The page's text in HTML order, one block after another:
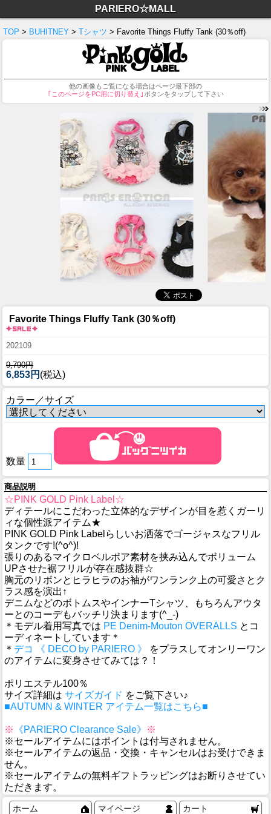
PARIERO☆MALL
TOP > BUHITNEY > Tシャツ > Favorite Things Fluffy Tank (30％off)
他の画像もご覧になる場合はページ最下部の
｢このページをPC用に切り替え｣ ボタンをタップして下さい
Favorite Things Fluffy Tank (30％off)
202109
9,790円
6,853円 (税込)
カラー／サイズ
数量
商品説明
☆PINK GOLD Pink Label☆
ディテールにこだわった立体的なデザインが目を惹くガーリ
ィな個性派アイテム★
PINK GOLD Pink Labelらしいお洒落でゴージャスなフリル
タンクです!(^o^)!
張りのあるマイクロベルボア素材を挟み込んでボリューム
UPさせた裾フリルが存在感抜群☆
胸元のリボンとヒラヒラのお袖がワンランク上の可愛さとク
ラス感を演出↑
デニムなどのボトムスやインナーTシャツ、もちろんアウタ
ーとのコーデもバッチリ決まります(^_-)
＊モデル着用写真では PE Denim-Mouton OVERALLS とコ
ーディネートしています＊
＊ デコ 《 DECO by PARIERO 》
をプラスしてオンリーワン
のアイテムに変身させてみては？！
ポリエステル100％
サイズ詳細は サイズガイド をご覧下さい♪
■AUTUMN & WINTER アイテム一覧はこちら■
※ 《PARIERO Clearance Sale》
※
※セールアイテムにはポイントは付与されません。
※セールアイテムの返品・交換・キャンセルはお受けできま
せん。
※セールアイテムの無料ギフトラッピングはお断りさせてい
ただきます。
ホーム マイページ カート